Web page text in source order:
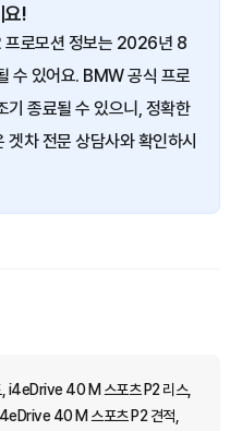
요!
로모션 정보는 2026년 8
수 있어요. BMW 공식 프로
기 종료될 수 있으니, 정확한
차 전문 상담사와 확인하시
i4eDrive 40 M 스포츠 P2 리스,
40 M 스포츠 P2 견적,